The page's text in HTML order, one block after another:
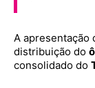
A apresentação
distribuição do
consolidado do